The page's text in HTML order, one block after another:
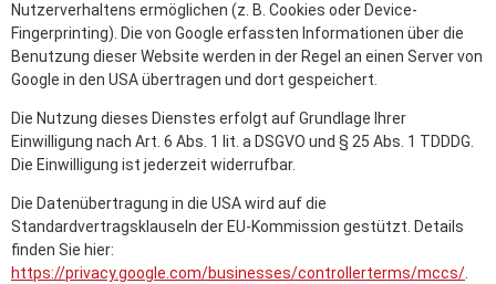
Nutzerverhaltens ermöglichen (z. B. Cookies oder Device-
Fingerprinting). Die von Google erfassten Informationen über die
Benutzung dieser Website werden in der Regel an einen Server von
Google in den USA übertragen und dort gespeichert.
Die Nutzung dieses Dienstes erfolgt auf Grundlage Ihrer
Einwilligung nach Art. 6 Abs. 1 lit. a DSGVO und § 25 Abs. 1 TDDDG.
Die Einwilligung ist jederzeit widerrufbar.
Die Datenübertragung in die USA wird auf die
Standardvertragsklauseln der EU-Kommission gestützt. Details
finden Sie hier:
https://privacy.google.com/businesses/controllerterms/mccs/.